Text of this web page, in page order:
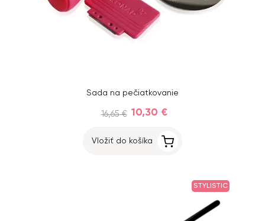
Sada na pečiatkovanie
16,65 € 10,30 €
Vložiť do košíka
STYLISTIC